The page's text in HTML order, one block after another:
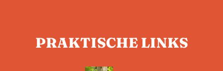
PRAKTISCHE LINKS